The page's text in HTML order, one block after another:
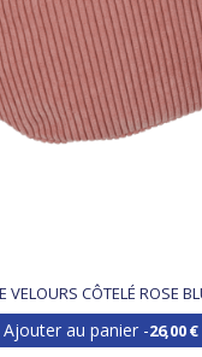
VELOURS CÔTELÉ ROSE
Ajouter au panier 26,00 €